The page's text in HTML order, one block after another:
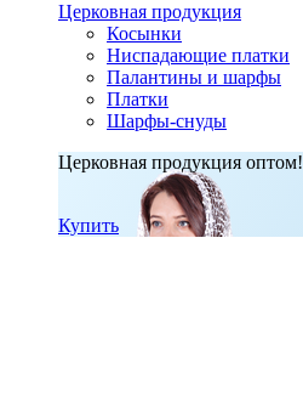
Церковная продукция
Косынки
Ниспадающие платки
Палантины и шарфы
Платки
Шарфы-снуды
Церковная продукция оптом!
Купить